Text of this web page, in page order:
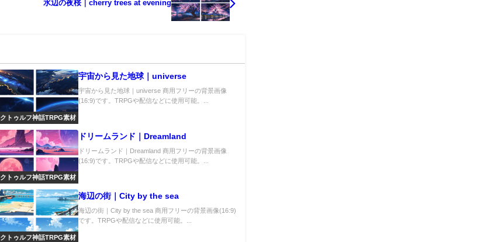
水辺の夜桜｜cherry trees at evening
クトゥルフ神話TRPG素材
宇宙から見た地球｜universe
宇宙から見た地球｜universe 商用フリーの背景画像
(16:9)です。TRPGや配信などに使用可能。...
クトゥルフ神話TRPG素材
ドリームランド｜Dreamland
ドリームランド｜Dreamland 商用フリーの背景画像
(16:9)です。TRPGや配信などに使用可能。...
クトゥルフ神話TRPG素材
海辺の街｜City by the sea
海辺の街｜City by the sea 商用フリーの背景画像(16:9)
です。TRPGや配信などに使用可能。...